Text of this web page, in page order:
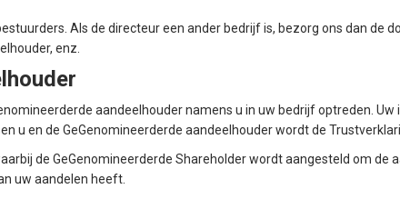
Als de directeur een ander bedrijf is, bezorg ons dan de
enz.
aandeelhouder namens u in uw bedrijf optreden.
u en de GeGenomineerderde aandeelhouder wordt de
de GeGenomineerderde Shareholder wordt aangesteld om de
uw aandelen heeft.